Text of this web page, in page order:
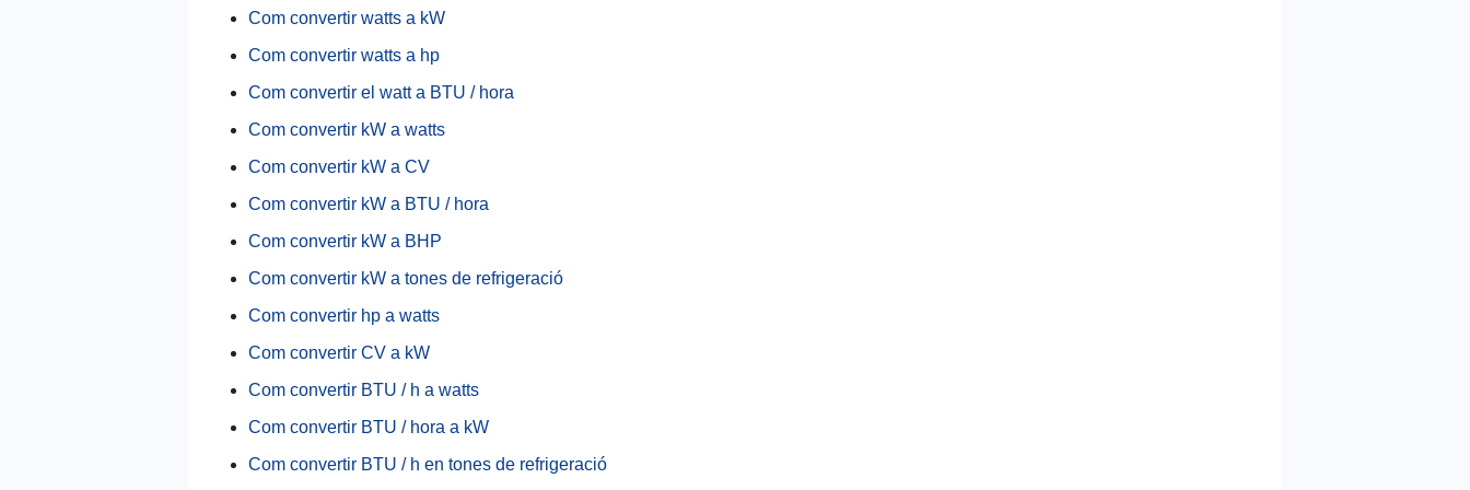
Com convertir watts a kW
Com convertir watts a hp
Com convertir el watt a BTU / hora
Com convertir kW a watts
Com convertir kW a CV
Com convertir kW a BTU / hora
Com convertir kW a BHP
Com convertir kW a tones de refrigeració
Com convertir hp a watts
Com convertir CV a kW
Com convertir BTU / h a watts
Com convertir BTU / hora a kW
Com convertir BTU / h en tones de refrigeració